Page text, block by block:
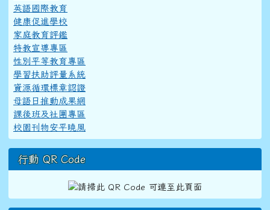
英語國際教育
健康促進學校
家庭教育評鑑
特教宣導專區
性別平等教育專區
學習扶助評量系統
資源循環標章認證
母語日推動成果網
課後班及社團專區
校園刊物安平曉風
行動 QR Code